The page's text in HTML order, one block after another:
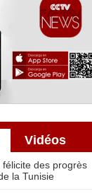
Vidéos
félicite des progrès
la Tunisie